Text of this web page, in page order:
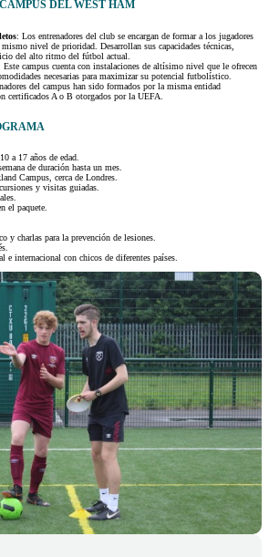
DEL WEST HAM
: Los entrenadores del club se encargan de formar a los jugadores
nivel de prioridad. Desarrollan sus capacidades técnicas,
del alto ritmo del fútbol actual.
: Este campus cuenta con instalaciones de altísimo nivel que le ofrecen
necesarias para maximizar su potencial futbolístico.
del campus han sido formados por la misma entidad
certificados A o B otorgados por la UEFA.
a 17 años de edad.
de duración hasta un mes.
Campus, cerca de Londres.
y visitas guiadas.
el paquete.
y charlas para la prevención de lesiones.
e internacional con chicos de diferentes países.